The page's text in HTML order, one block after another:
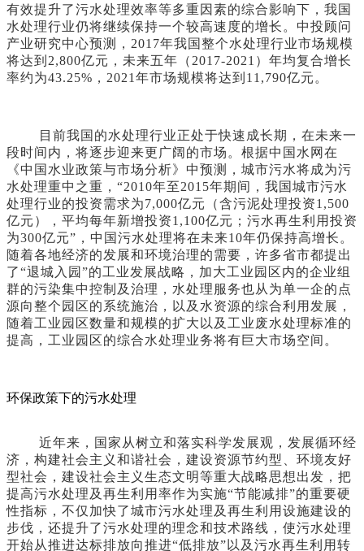
有效提升了污水处理效率等多重因素的综合影响下，我国
水处理行业仍将继续保持一个较高速度的增长。中投顾问
产业研究中心预测，2017年我国整个水处理行业市场规模
将达到2,800亿元，未来五年（2017-2021）年均复合增长
率约为43.25%，2021年市场规模将达到11,790亿元。
目前我国的水处理行业正处于快速成长期，在未来一
段时间内，将逐步迎来更广阔的市场。根据中国水网在
《中国水业政策与市场分析》中预测，城市污水将成为污
水处理重中之重，“2010年至2015年期间，我国城市污水
处理行业的投资需求为7,000亿元（含污泥处理投资1,500
亿元），平均每年新增投资1,100亿元；污水再生利用投资
为300亿元”，中国污水处理将在未来10年仍保持高增长。
随着各地经济的发展和环境治理的需要，许多省市都提出
了“退城入园”的工业发展战略，加大工业园区内的企业组
群的污染集中控制及治理，水处理服务也从为单一企的点
源向整个园区的系统施治，以及水资源的综合利用发展，
随着工业园区数量和规模的扩大以及工业废水处理标准的
提高，工业园区的综合水处理业务将有巨大市场空间。
环保政策下的污水处理
近年来，国家从树立和落实科学发展观，发展循环经
济，构建社会主义和谐社会，建设资源节约型、环境友好
型社会，建设社会主义生态文明等重大战略思想出发，把
提高污水处理及再生利用率作为实施“节能减排”的重要硬
性指标，不仅加快了城市污水处理及再生利用设施建设的
步伐，还提升了污水处理的理念和技术路线，使污水处理
开始从推进达标排放向推进“低排放”以及污水再生利用转